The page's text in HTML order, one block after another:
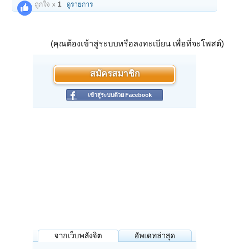
ถูกใจ x1 ดูรายการ
(คุณต้องเข้าสู่ระบบหรือลงทะเบียน เพื่อที่จะโพสต์)
สมัครสมาชิก
เข้าสู่ระบบด้วย Facebook
จากเว็บพลังจิต อัพเดทล่าสุด